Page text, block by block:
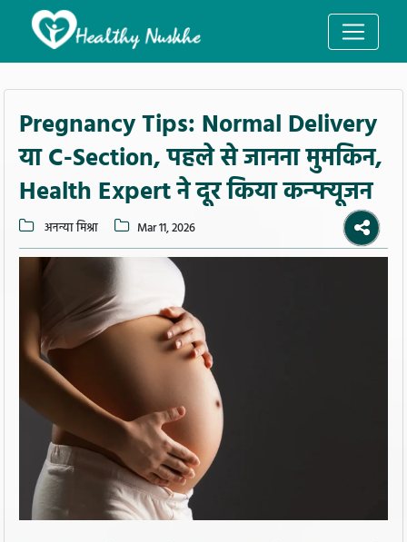
Pregnancy Tips: Normal Delivery
या C-Section, पहले से जानना मुमकिन,
Health Expert ने दूर किया कन्फ्यूजन
अनन्या मिश्रा Mar 11, 2026